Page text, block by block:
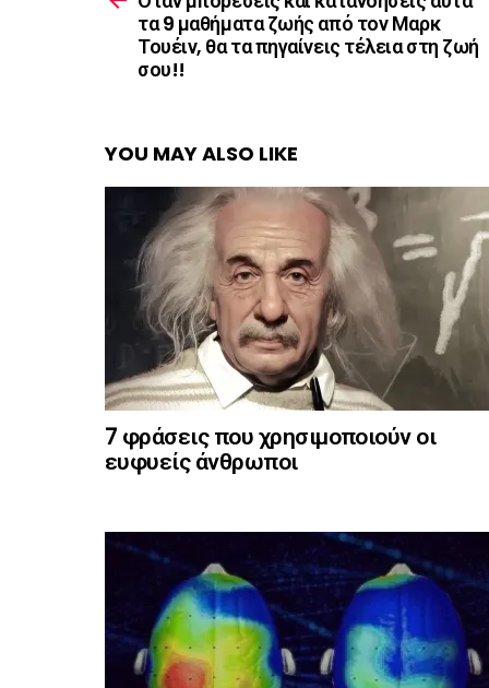
τα 9 μαθήματα ζωής από τον Μαρκ
Τουέιν, θα τα πηγαίνεις τέλεια στη ζωή
σου!!
YOU MAY ALSO LIKE
7 φράσεις που χρησιμοποιούν οι
ευφυείς άνθρωποι